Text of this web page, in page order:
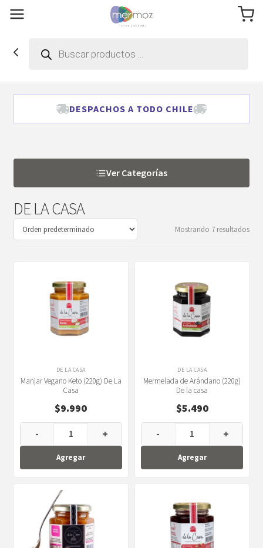
productos
DESPACHOS A TODO CHILE
Ver Categorías
DE LA CASA
Mostrando 7 resultados
DE LA CASA
Manjar Vegano Keto (220g) De La
Casa
$9.990
-
+
Agregar
DE LA CASA
Mermelada de Arándano (220g)
De la casa
$5.490
-
+
Agregar